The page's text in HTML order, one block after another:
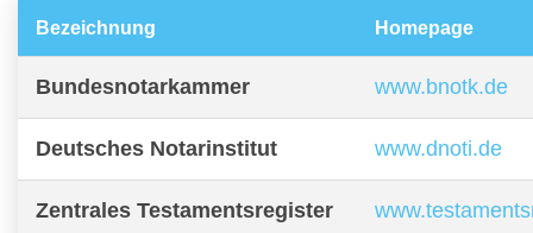
Bezeichnung Homepage
Bundesnotarkammer www.bnotk.de
Deutsches Notarinstitut www.dnoti.de
Zentrales Testamentsregister